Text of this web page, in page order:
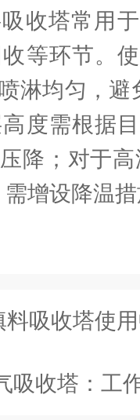
塔常用于
等环节。
淋均匀，避
度需根据
降；对于
增设降温
料吸收塔使
吸收塔：工